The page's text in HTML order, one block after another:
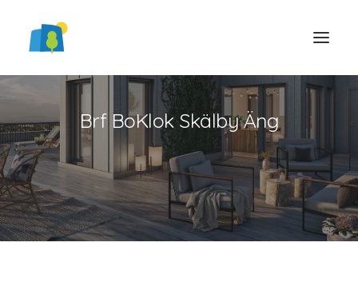
Brf BoKlok Skälby Äng